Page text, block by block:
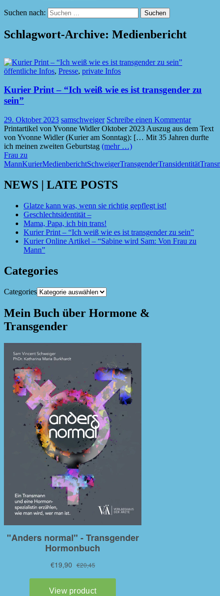
Suchen nach:
Schlagwort-Archive: Medienbericht
öffentliche Infos, Presse, private Infos
Kurier Print – “Ich weiß wie es ist transgender zu
sein”
29. Oktober 2023 samschweiger Schreibe einen Kommentar
Printartikel von Yvonne Widler Oktober 2023 Auszug aus dem Text
von Yvonne Widler (Kurier am Sonntag): [… Mit 35 Jahren durfte
ich meinen zweiten Geburtstag (mehr …)
Frau zu
MannKurierMedienberichtSchweigerTransgenderTransidentität
NEWS | LATE POSTS
Glatze kann was, wenn sie richtig gepflegt ist!
Geschlechtsidentität –
Mama, Papa, ich bin trans!
Kurier Print – “Ich weiß wie es ist transgender zu sein”
Kurier Online Artikel – “Sabine wird Sam: Von Frau zu
Mann”
Categories
Categories
Mein Buch über Hormone &
Transgender